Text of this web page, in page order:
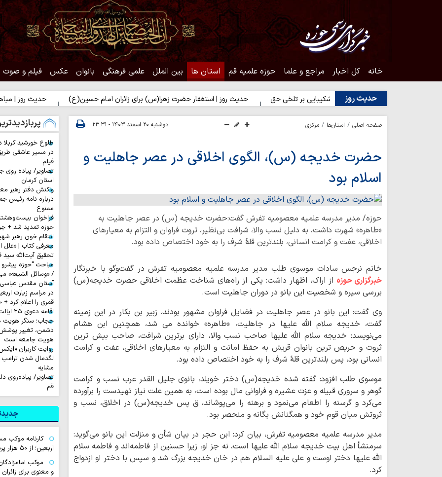
خانه کل اخبار مراجع و علما حوزه علمیه قم استان ها بین الملل علمی فرهنگی بانوان عکس فیلم و صوت
حدیث روز
حدیث روز | شکیبایی بر تلخی حق حدیث روز | استغفار حضرت زهرا(س) برای زائران امام حسین(ع) حدیث روز | مباهات خداوند
صفحه اصلی استان‌ها مرکزی دوشنبه ۲۰ اسفند ۱۴۰۳ - ۲۳:۳۱
حضرت خدیجه (س)، الگوی اخلاقی در عصر جاهلیت و
اسلام بود
حوزه/ مدیر مدرسه علمیه معصومیه تفرش گفت:حضرت خدیجه (س) در عصر جاهلیت به
«طاهره» شهرت داشت، به دلیل نسب والا، شرافت بی‌نظیر، ثروت فراوان و التزام به معیارهای
اخلاقی، عفت و کرامت انسانی، بلندترین قلۀ شرف را به خود اختصاص داده بود.
خانم نرجس سادات موسوی طلب مدیر مدرسه علمیه معصومیه تفرش در گفت‌وگو با خبرنگار
خبرگزاری حوزه از اراک، اظهار داشت: یکی از راه‌های شناخت عظمت اخلاقی حضرت خدیجه(س)
بررسی سیره و شخصیت این بانو در دوران جاهلیت است.
وی گفت: این بانو در عصر جاهلیت در فضایل فراوان مشهور بودند، زبیر بن بکار در این زمینه
گفت، خدیجه سلام الله علیها در جاهلیت، «طاهره» خوانده می شد، همچنین ابن هشام
می‌نویسد: خدیجه سلام الله علیها صاحب نسب والا، دارای برترین شرافت، صاحب بیش ترین
ثروت و حریص ترین بانوان قریش به حفظ امانت و التزام به معیارهای اخلاقی، عفت و کرامت
انسانی بود، پس بلندترین قلۀ شرف را به خود اختصاص داده بود.
موسوی طلب افزود: گفته شده خدیجه(س) دختر خویلد، بانوی جلیل القدر عرب نسب و کرامت
گوهر و سروری قبیله و عزت عشیره و فراوانی مال بوده است، به همین علت نیاز تهیدست را برآورده
می‌کرد و گرسنه را اطعام می‌نمود و برهنه را می‌پوشاند، ق پس خدیجه(س) در اخلاق، نسب و
ثروتش میان قوم خود و همگنانش یگانه و منحصر بود.
مدیر مدرسه علمیه معصومیه تفرش، بیان کرد: ابن حجر در بیان شأن و منزلت این بانو می‌گوید:
سرمنشأ اهل بیت خدیجه سلام الله علیها است، نه جز او، زیرا حسنین از فاطمه‌اند و فاطمه سلام
الله علیها دختر اوست و علی علیه السلام هم در خان خدیجه بزرگ شد و سپس با دختر او ازدواج
کرد.
طلوع خورشید کربلا
در مسیر عاشقی
فیلم
تصاویر/ پیاده روی
استان کرمان
واکنش دفتر رهبر
درباره نامه رئیس
ممنوع
فراخوان
حوزه تمدید شد +
انتقام خون رهبر
معرفی کتاب | «علل
تحقیق آیت‌الله سید
مباحث "حوزه پیشرو
/ «وسائل الشیعه»
آستان مقدس عباسی
قمری را اعلام کرد
اقامه دعوی ۲۵ ایالت آمریکا علیه ترامپ
حجاب؛ سنگر هویت
دشمن، تغییر پوشش
هویت جامعه است
لگدمال شدن ترامپ
مشایه
تصاویر/ پیاده‌روی
قم
کارنامه موکب
اربعین؛ از ۵۰ هزار پرس غذای روزانه…
موکب
و معنوی برای